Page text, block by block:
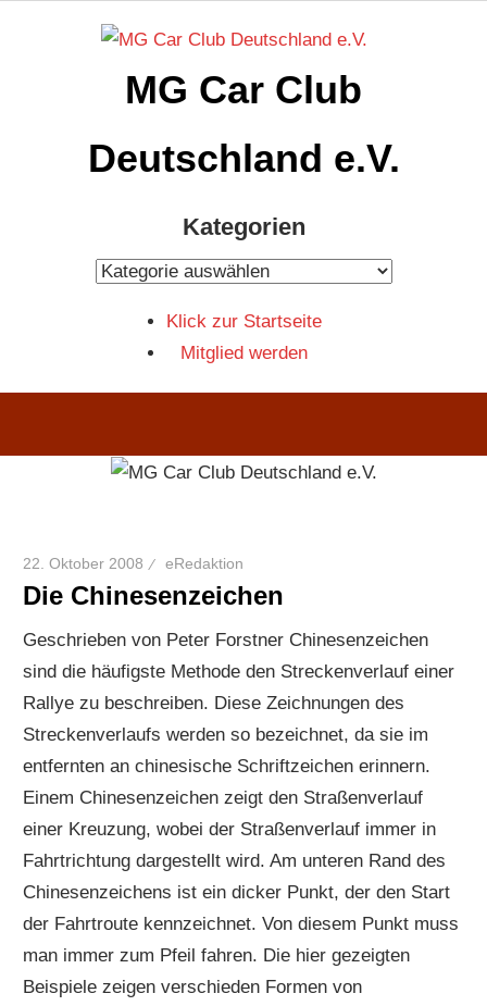
MG Car Club
Deutschland e.V.
Kategorien
Kategorien
Klick zur Startseite
Mitglied werden
22. Oktober 2008 eRedaktion
Die Chinesenzeichen
Geschrieben von Peter Forstner Chinesenzeichen
sind die häufigste Methode den Streckenverlauf einer
Rallye zu beschreiben. Diese Zeichnungen des
Streckenverlaufs werden so bezeichnet, da sie im
entfernten an chinesische Schriftzeichen erinnern.
Einem Chinesenzeichen zeigt den Straßenverlauf
einer Kreuzung, wobei der Straßenverlauf immer in
Fahrtrichtung dargestellt wird. Am unteren Rand des
Chinesenzeichens ist ein dicker Punkt, der den Start
der Fahrtroute kennzeichnet. Von diesem Punkt muss
man immer zum Pfeil fahren. Die hier gezeigten
Beispiele zeigen verschieden Formen von